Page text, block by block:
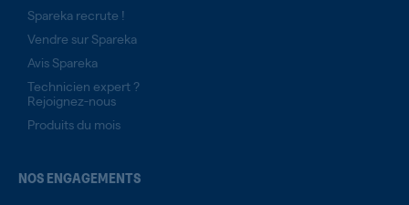
Spareka recrute !
Vendre sur Spareka
Avis Spareka
Technicien expert ?
Rejoignez-nous
Produits du mois
NOS ENGAGEMENTS